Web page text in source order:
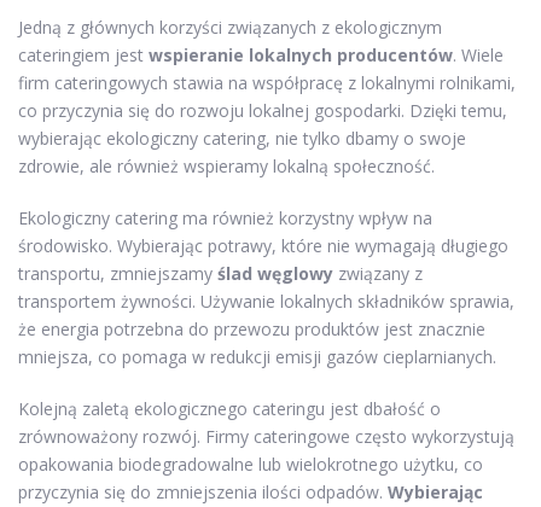
Jedną z głównych korzyści związanych z ekologicznym
cateringiem jest wspieranie lokalnych producentów. Wiele
firm cateringowych stawia na współpracę z lokalnymi rolnikami,
co przyczynia się do rozwoju lokalnej gospodarki. Dzięki temu,
wybierając ekologiczny catering, nie tylko dbamy o swoje
zdrowie, ale również wspieramy lokalną społeczność.
Ekologiczny catering ma również korzystny wpływ na
środowisko. Wybierając potrawy, które nie wymagają długiego
transportu, zmniejszamy ślad węglowy związany z
transportem żywności. Używanie lokalnych składników sprawia,
że energia potrzebna do przewozu produktów jest znacznie
mniejsza, co pomaga w redukcji emisji gazów cieplarnianych.
Kolejną zaletą ekologicznego cateringu jest dbałość o
zrównoważony rozwój. Firmy cateringowe często wykorzystują
opakowania biodegradowalne lub wielokrotnego użytku, co
przyczynia się do zmniejszenia ilości odpadów. Wybierając